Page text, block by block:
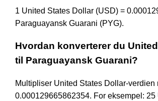
1 United States Dollar (USD) =
Paraguayansk Guarani (PYG).
Hvordan konverterer du
til Paraguayansk Guarani?
Multipliser United States Dollar-verdien
0.000129665862354. For eksempel: 25